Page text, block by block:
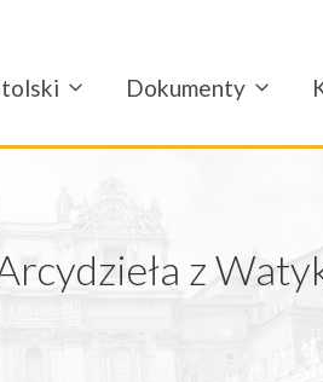
Dokumenty
z